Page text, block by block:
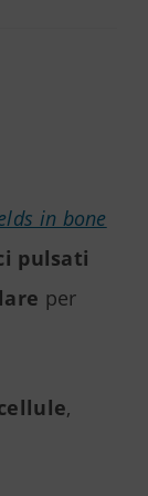
in bone
pulsati
per
,